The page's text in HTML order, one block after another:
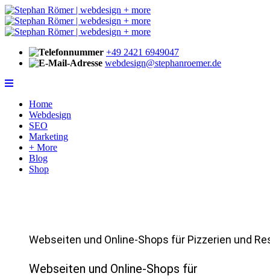
+49 2421 6949047
webdesign@stephanroemer.de
Home
Webdesign
SEO
Marketing
+ More
Blog
Shop
Webseiten und Online-Shops für Pizzerien und
Webseiten und Online-Shops für